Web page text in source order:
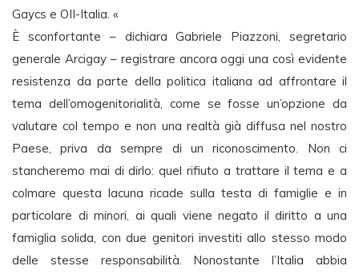
Gaycs e OII-Italia. «
È sconfortante – dichiara Gabriele Piazzoni, segretario
generale Arcigay – registrare ancora oggi una così evidente
resistenza da parte della politica italiana ad affrontare il
tema dell’omogenitorialità, come se fosse un’opzione da
valutare col tempo e non una realtà già diffusa nel nostro
Paese, priva da sempre di un riconoscimento. Non ci
stancheremo mai di dirlo: quel rifiuto a trattare il tema e a
colmare questa lacuna ricade sulla testa di famiglie e in
particolare di minori, ai quali viene negato il diritto a una
famiglia solida, con due genitori investiti allo stesso modo
delle stesse responsabilità. Nonostante l’Italia abbia